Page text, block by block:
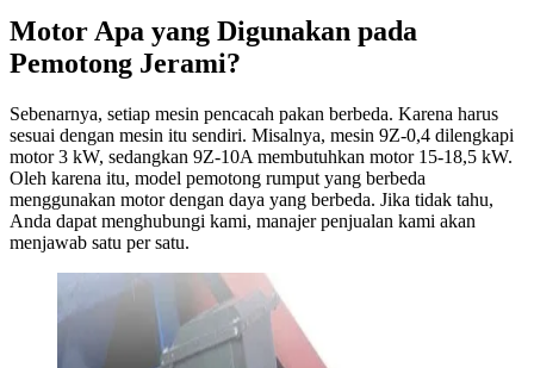
Motor Apa yang Digunakan pada
Pemotong Jerami?
Sebenarnya, setiap mesin pencacah pakan berbeda. Karena harus
sesuai dengan mesin itu sendiri. Misalnya, mesin 9Z-0,4 dilengkapi
motor 3 kW, sedangkan 9Z-10A membutuhkan motor 15-18,5 kW.
Oleh karena itu, model pemotong rumput yang berbeda
menggunakan motor dengan daya yang berbeda. Jika tidak tahu,
Anda dapat menghubungi kami, manajer penjualan kami akan
menjawab satu per satu.